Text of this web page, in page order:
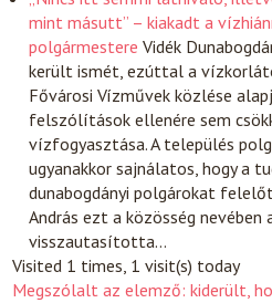
mint másutt” – kiakadt a
polgármestere Vidék
került ismét, ezúttal a
Fővárosi Vízművek közlése
felszólítások ellenére sem
vízfogyasztása. A település
ugyanakkor sajnálatos, hogy a
dunabogdányi polgárokat
András ezt a közösség
visszautasította…
Visited 1 times, 1 visit(s) today
Megszólalt az elemző: kiderült,